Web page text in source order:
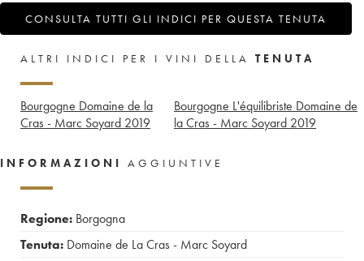
CONSULTA TUTTI GLI INDICI PER QUESTA TENUTA
ALTRI INDICI PER I VINI DELLA TENUTA
Bourgogne Domaine de la
Cras - Marc Soyard 2019
Bourgogne L'équilibriste Domaine de
la Cras - Marc Soyard 2019
INFORMAZIONI AGGIUNTIVE
Regione: Borgogna
Tenuta: Domaine de La Cras - Marc Soyard